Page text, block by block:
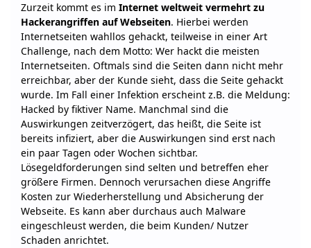
Zurzeit kommt es im Internet weltweit vermehrt zu
Hackerangriffen auf Webseiten. Hierbei werden
Internetseiten wahllos gehackt, teilweise in einer Art
Challenge, nach dem Motto: Wer hackt die meisten
Internetseiten. Oftmals sind die Seiten dann nicht mehr
erreichbar, aber der Kunde sieht, dass die Seite gehackt
wurde. Im Fall einer Infektion erscheint z.B. die Meldung:
Hacked by fiktiver Name. Manchmal sind die
Auswirkungen zeitverzögert, das heißt, die Seite ist
bereits infiziert, aber die Auswirkungen sind erst nach
ein paar Tagen oder Wochen sichtbar.
Lösegeldforderungen sind selten und betreffen eher
größere Firmen. Dennoch verursachen diese Angriffe
Kosten zur Wiederherstellung und Absicherung der
Webseite. Es kann aber durchaus auch Malware
eingeschleust werden, die beim Kunden/ Nutzer
Schaden anrichtet.